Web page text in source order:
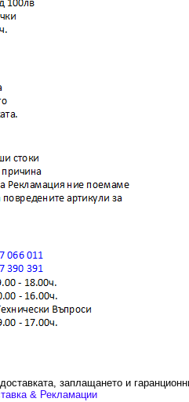
заплащането и
& Рекламации